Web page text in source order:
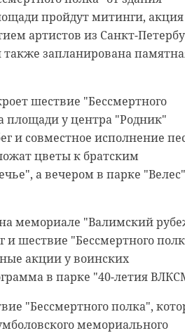
пройдут митинги, акция
артистов из Санкт-
запланирована
шествие "Бессмертного
площади у центра "Родник"
и совместное исполнение
цветы к братским
а вечером в парке "Велес"
мемориале "Валимский
и шествие "Бессмертного
акции у воинских
в парке "40-летия
"Бессмертного полка",
мемориального
Дрозденко осмотрел
В нем есть места
запас всего
помощи.
укрытий хочу увидеть
безопасности наших
Дрозденко в своем
Кировске губернатор
«Время работать, а не
жесткий», - резюмировал